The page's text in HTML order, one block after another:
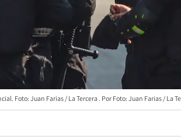
Foto: Juan Farias / La Tercera Foto: Juan Farias / La